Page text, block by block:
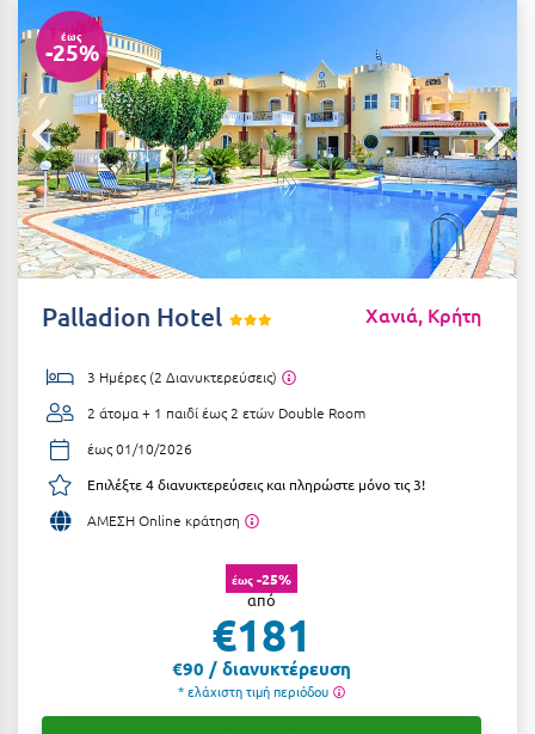
Αιδηψός
Αλεξανδρούπολη
Αλισσός Αχαΐας
Αλόννησος
Αμαλιάδα
Αμάρυνθος
Ανάβυσσος
Άνδρος
Αντίπαρος
Αράχωβα
ΤΎΠΟΣ ΔΙΑΤΡΟΦΉΣ
Διαμονή Μόνο
Πρωινό
Ημιδιατροφή
Ημιδιατροφή + Ποτά
Πλήρης Διατροφή
Δύο Γεύματα + Ποτά
ΤΎΠΟΣ ΚΑΤΑΛΎΜΑΤΟΣ
Ξενοδοχεία 1 Αστέρι
Ξενοδοχεία 2 Αστέρων
Ξενοδοχεία 5 Αστέρων
έως
-25%
Palladion Hotel Χανιά, Κρήτη
3 Ημέρες (2 Διανυκτερεύσεις)
2 άτομα + 1 παιδί έως 2 ετών Double Room
έως 01/10/2026
Επιλέξτε 4 διανυκτερεύσεις και πληρώστε μόνο τις 3!
ΑΜΕΣΗ Online κράτηση
έως -25%
από
€181
€90 / διανυκτέρευση
* ελάχιστη τιμή περιόδου